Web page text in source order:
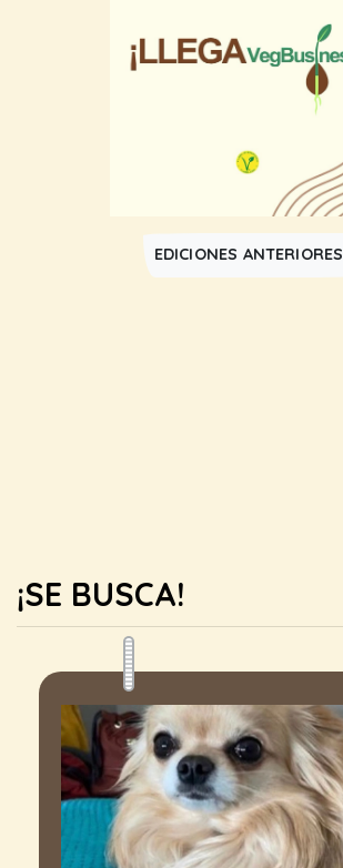
EDICIONES ANTERIORES
¡SE BUSCA!